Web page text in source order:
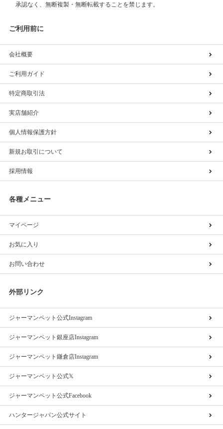
承認なく、無断複製・無断転載することを禁じます。
ご利用前に
会社概要
ご利用ガイド
特定商取引法
実店舗紹介
個人情報保護方針
新規お取引について
採用情報
各種メニュー
マイページ
お気に入り
お問い合わせ
外部リンク
ジャーマンペット公式Instagram
ジャーマンペット銀座店Instagram
ジャーマンペット鎌倉店Instagram
ジャーマンペット公式𝕏
ジャーマンペット公式Facebook
ハンタージャパン公式サイト